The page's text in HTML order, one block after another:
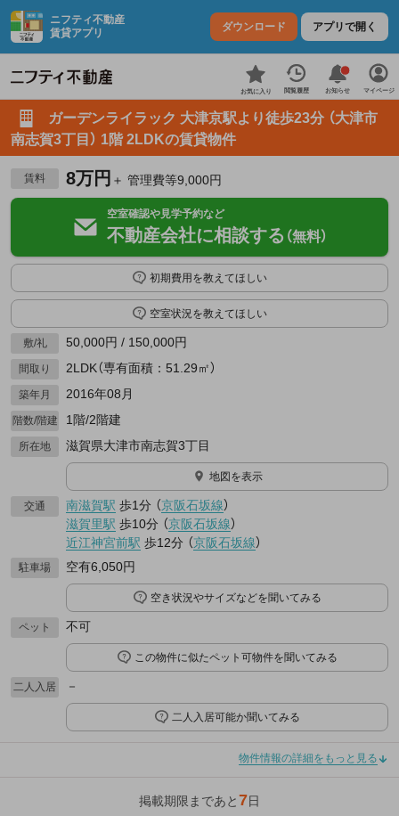
ニフティ不動産
賃貸アプリ
ダウンロード アプリで開く
お気に入り 閲覧履歴 お知らせ マイページ
ガーデンライラック 大津京駅より徒歩23分 （大津市
南志賀3丁目） 1階 2LDKの賃貸物件
賃料 8万円 ＋ 管理費等9,000円
空室確認や見学予約など
不動産会社に相談する （無料）
初期費用を教えてほしい
空室状況を教えてほしい
敷/礼 50,000円 / 150,000円
間取り 2LDK（専有面積：51.29㎡）
築年月 2016年08月
階数/階建 1階/2階建
所在地 滋賀県大津市南志賀3丁目
地図を表示
交通 南滋賀駅 歩1分 （京阪石坂線）
滋賀里駅 歩10分 （京阪石坂線）
近江神宮前駅 歩12分 （京阪石坂線）
駐車場 空有6,050円
空き状況やサイズなどを聞いてみる
ペット 不可
この物件に似たペット可物件を聞いてみる
二人入居 －
二人入居可能か聞いてみる
物件情報の詳細をもっと見る
掲載期限まであと7日